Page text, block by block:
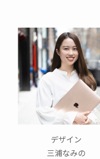
デザイン
三浦なみの